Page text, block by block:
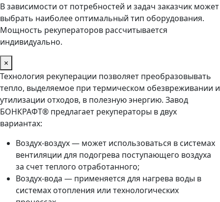
В зависимости от потребностей и задач заказчик может
выбрать наиболее оптимальный тип оборудования.
Мощность рекуператоров рассчитывается
индивидуально.
×
Технология рекуперации позволяет преобразовывать
тепло, выделяемое при термическом обезвреживании и
утилизации отходов, в полезную энергию. Завод
БОНКРАФТ® предлагает рекуператоры в двух
вариантах:
Воздух-воздух — может использоваться в системах
вентиляции для подогрева поступающего воздуха
за счет теплого отработанного;
Воздух-вода — применяется для нагрева воды в
системах отопления или технологических